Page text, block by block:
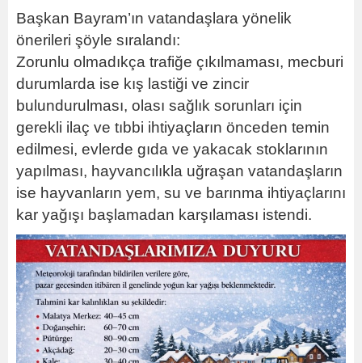
Başkan Bayram’ın vatandaşlara yönelik
önerileri şöyle sıralandı:
Zorunlu olmadıkça trafiğe çıkılmaması, mecburi
durumlarda ise kış lastiği ve zincir
bulundurulması, olası sağlık sorunları için
gerekli ilaç ve tıbbi ihtiyaçların önceden temin
edilmesi, evlerde gıda ve yakacak stoklarının
yapılması, hayvancılıkla uğraşan vatandaşların
ise hayvanların yem, su ve barınma ihtiyaçlarını
kar yağışı başlamadan karşılaması istendi.